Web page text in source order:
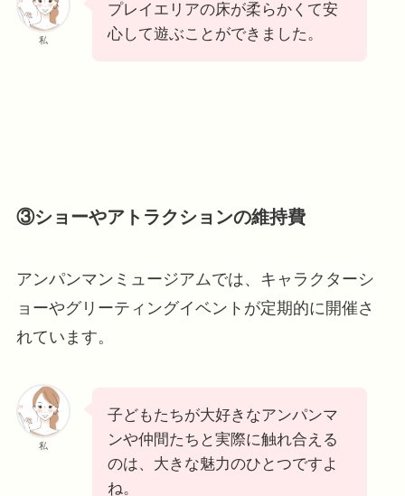
私
プレイエリアの床が柔らかくて安
心して遊ぶことができました。
③ショーやアトラクションの維持費
アンパンマンミュージアムでは、キャラクターシ
ョーやグリーティングイベントが定期的に開催さ
れています。
私
子どもたちが大好きなアンパンマ
ンや仲間たちと実際に触れ合える
のは、大きな魅力のひとつですよ
ね。